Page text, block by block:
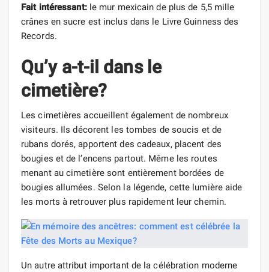
Fait intéressant:le mur mexicain de plus de 5,5 mille
crânes en sucre est inclus dans le Livre Guinness des
Records.
Qu’y a-t-il dans le
cimetière?
Les cimetières accueillent également de nombreux
visiteurs. Ils décorent les tombes de soucis et de
rubans dorés, apportent des cadeaux, placent des
bougies et de l’encens partout. Même les routes
menant au cimetière sont entièrement bordées de
bougies allumées. Selon la légende, cette lumière aide
les morts à retrouver plus rapidement leur chemin.
Un autre attribut important de la célébration moderne